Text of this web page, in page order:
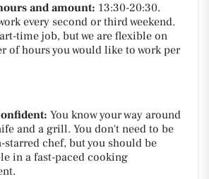
and amount: 13:30-20:30.
every second or third weekend.
time job, but we are flexible on
of hours you would like to work per
You know your way around
and a grill. You don't need to be
chef, but you should be
in a fast-paced cooking